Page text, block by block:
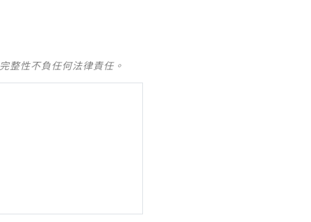
整性不負任何法律責任。